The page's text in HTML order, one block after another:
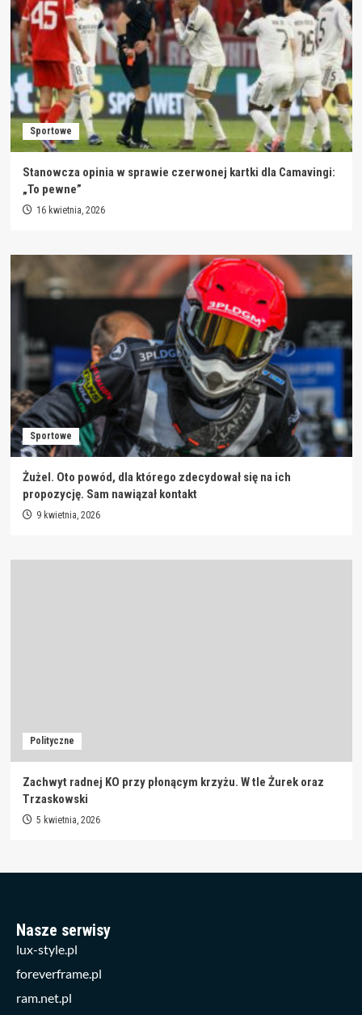
Sportowe
Stanowcza opinia w sprawie czerwonej kartki dla Camavingi:
„To pewne”
16 kwietnia, 2026
Sportowe
Żużel. Oto powód, dla którego zdecydował się na ich
propozycję. Sam nawiązał kontakt
9 kwietnia, 2026
Polityczne
Zachwyt radnej KO przy płonącym krzyżu. W tle Żurek oraz
Trzaskowski
5 kwietnia, 2026
Nasze serwisy
lux-style.pl
foreverframe.pl
ram.net.pl